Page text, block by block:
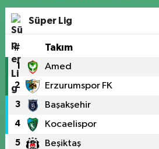
Süper Lig
# Takım
1 Amed
2 Erzurumspor FK
3 Başakşehir
4 Kocaelispor
5 Beşiktaş